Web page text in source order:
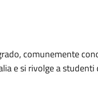
comunemente
e si rivolge a